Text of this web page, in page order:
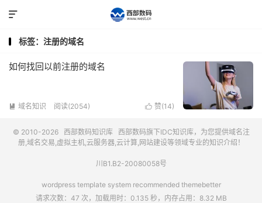

标签：注册的域名
如何找回以前注册的域名
 域名知识 阅读(2054)  赞(14)
© 2010-2026 西部数码知识库 西部数码旗下IDC知识库，为您提供域名注
册,域名交易,虚拟主机,云服务器,云计算,网站建设等领域专业的知识介绍！
川B1.B2-20080058号
wordpress template system recommended themebetter
请求次数：47 次，加载用时：0.135 秒，内存占用：8.32 MB